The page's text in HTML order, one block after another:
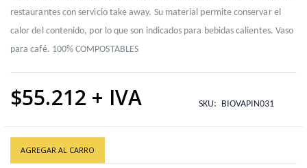
restaurantes con servicio take away. Su material permite conservar el
calor del contenido, por lo que son indicados para bebidas calientes. Vaso
para café. 100% COMPOSTABLES
$55.212 SKU BIOVAPIN031
AGREGAR AL CARRO